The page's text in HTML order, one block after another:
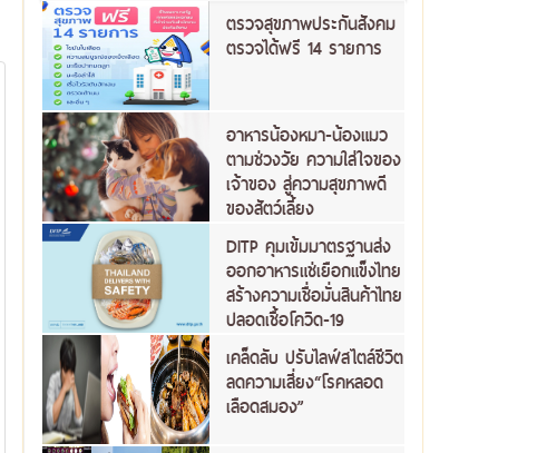
ตรวจสุขภาพประกันสังคม
ตรวจได้ฟรี 14 รายการ
อาหารน้องหมา-น้องแมว
ตามช่วงวัย ความใส่ใจของ
เจ้าของ สู่ความสุขภาพดี
ของสัตว์เลี้ยง
DITP คุมเข้มมาตรฐานส่ง
ออกอาหารแช่เยือกแข็งไทย
สร้างความเชื่อมั่นสินค้าไทย
ปลอดเชื้อโควิด-19
เคล็ดลับ ปรับไลฟ์สไตล์ชีวิต
ลดความเสี่ยง“โรคหลอด
เลือดสมอง”